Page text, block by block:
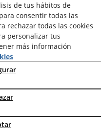
de Privacidad
los derechos reservados.
de tus hábitos de
consentir todas las
rechazar todas las cookies
personalizar tus
más información